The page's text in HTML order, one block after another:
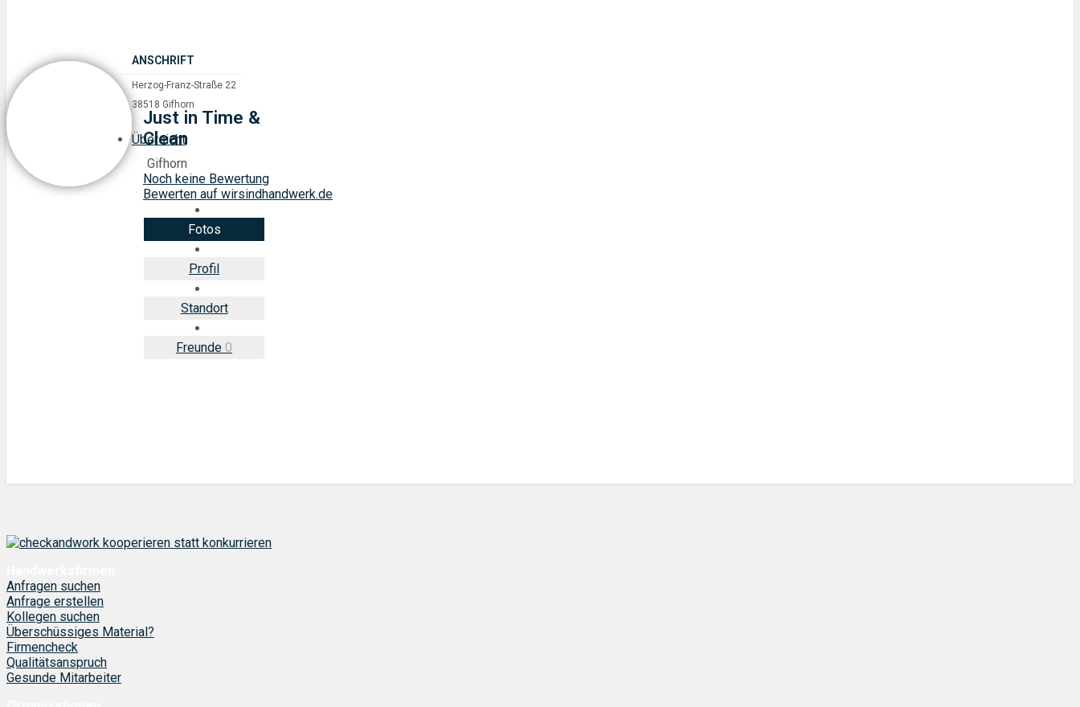
Just in Time &
Clean
Gifhorn
Noch keine Bewertung
Bewerten auf wirsindhandwerk.de
Fotos
Profil
Standort
Freunde 0
ANSCHRIFT
Herzog-Franz-Straße 22
38518 Gifhorn
Übersicht
Anfragen suchen
Anfrage erstellen
Kollegen suchen
Überschüssiges Material?
Firmencheck
Qualitätsanspruch
Gesunde Mitarbeiter